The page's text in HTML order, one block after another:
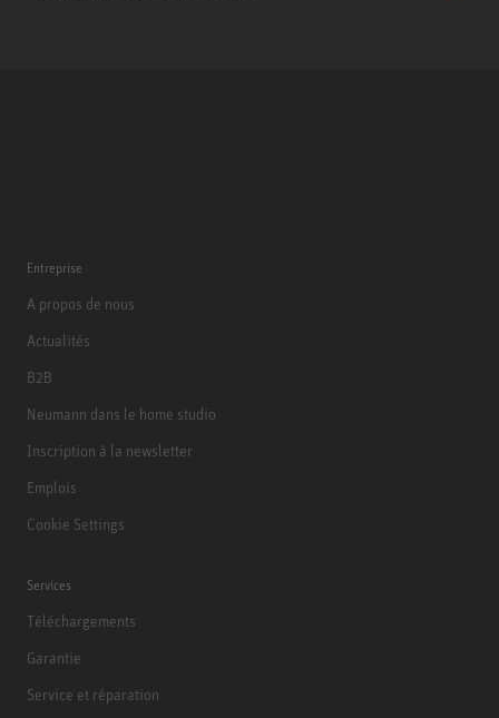
Entreprise
A propos de nous
Actualités
B2B
Neumann dans le home studio
Inscription à la newsletter
Emplois
Cookie Settings
Services
Téléchargements
Garantie
Service et réparation